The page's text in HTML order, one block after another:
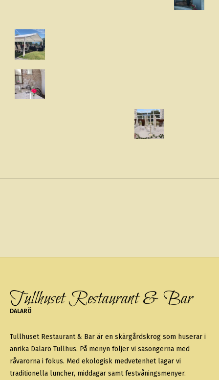
Tullhuset Restaurant & Bar
DALARÖ
Tullhuset Restaurant & Bar är en skärgårdskrog som huserar i
anrika Dalarö Tullhus. På menyn följer vi säsongerna med
råvarorna i fokus. Med ekologisk medvetenhet lagar vi
traditionella luncher, middagar samt festvåningsmenyer.